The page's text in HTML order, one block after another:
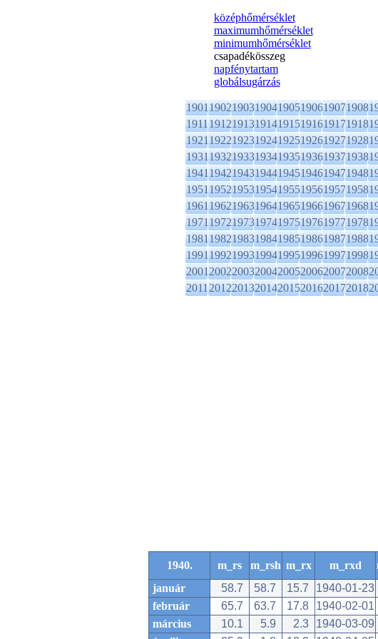
középhőmérséklet
maximumhőmérséklet
minimumhőmérséklet
csapadékösszeg
napfénytartam
globálsugárzás
19011902190319041905190619071908
19111912191319141915191619171918
19211922192319241925192619271928
19311932193319341935193619371938
19411942194319441945194619471948
19511952195319541955195619571958
19611962196319641965196619671968
19711972197319741975197619771978
19811982198319841985198619871988
19911992199319941995199619971998
20012002200320042005200620072008
20112012201320142015201620172018
1940. m_rs m_rsh m_rx m_rxd
január
58.7 58.7 15.7 1940-01-23
február
65.7 63.7 17.8 1940-02-01
március
10.1 5.9 2.3 1940-03-09